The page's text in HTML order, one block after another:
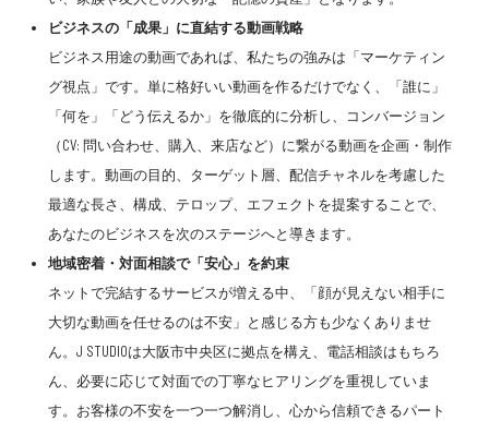
ビジネスの「成果」に直結する動画戦略
ビジネス用途の動画であれば、私たちの強みは「マーケティン
グ視点」です。単に格好いい動画を作るだけでなく、「誰に」
「何を」「どう伝えるか」を徹底的に分析し、コンバージョン
（CV: 問い合わせ、購入、来店など）に繋がる動画を企画・制作
します。動画の目的、ターゲット層、配信チャネルを考慮した
最適な長さ、構成、テロップ、エフェクトを提案することで、
あなたのビジネスを次のステージへと導きます。
地域密着・対面相談で「安心」を約束
ネットで完結するサービスが増える中、「顔が見えない相手に
大切な動画を任せるのは不安」と感じる方も少なくありませ
ん。J STUDIOは大阪市中央区に拠点を構え、電話相談はもちろ
ん、必要に応じて対面での丁寧なヒアリングを重視していま
す。お客様の不安を一つ一つ解消し、心から信頼できるパート